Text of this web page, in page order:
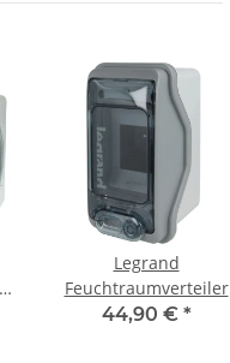
Legrand
Feuchtraumverteiler
Aufputz 1 x 2+1 TE
44,90 € *